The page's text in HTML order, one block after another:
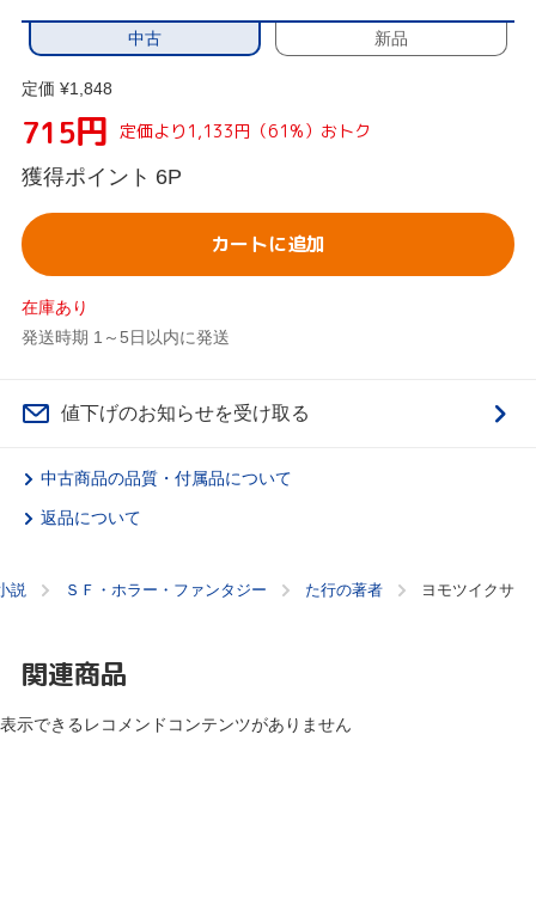
中古 新品
定価 ¥1,848
715円 定価より1,133円（61%）おトク
獲得ポイント 6P
カートに追加
在庫あり
発送時期 1～5日以内に発送
値下げのお知らせを受け取る
中古商品の品質・付属品について
返品について
説 ＳＦ・ホラー・ファンタジー た行の著者 ヨモツイクサ
関連商品
表示できるレコメンドコンテンツがありません